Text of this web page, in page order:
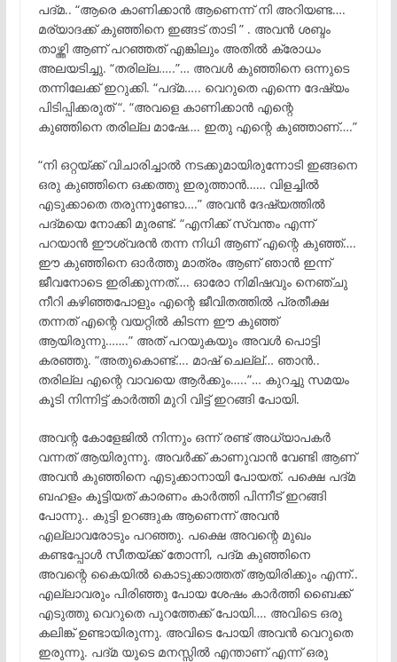
പദ്മ.. “ആരെ കാണിക്കാൻ ആണെന്ന് നി അറിയണ്ട….
മര്യാദക്ക് കുഞ്ഞിനെ ഇങ്ങട് താടി ” . അവൻ ശബ്ദം
താഴ്ത്തി ആണ് പറഞ്ഞത് എങ്കിലും അതിൽ ക്രോധം
അലയടിച്ചു. “തരില്ല…..”… അവൾ കുഞ്ഞിനെ ഒന്നുടെ
തന്നിലേക്ക് ഇറുക്കി. “പദ്മ….. വെറുതെ എന്നെ ദേഷ്യം
പിടിപ്പിക്കരുത് “. “അവളെ കാണിക്കാൻ എന്റെ
കുഞ്ഞിനെ തരില്ല മാഷേ…. ഇതു എന്റെ കുഞ്ഞാണ്….”
“നി ഒറ്റയ്ക്ക് വിചാരിച്ചാൽ നടക്കുമായിരുന്നോടി ഇങ്ങനെ
ഒരു കുഞ്ഞിനെ ഒക്കത്തു ഇരുത്താൻ…… വിളച്ചിൽ
എടുക്കാതെ തരുന്നുണ്ടോ….” അവൻ ദേഷ്യത്തിൽ
പദ്മയെ നോക്കി മുരണ്ട്. “എനിക്ക് സ്വന്തം എന്ന്
പറയാൻ ഈശ്വരൻ തന്ന നിധി ആണ് എന്റെ കുഞ്ഞ്….
ഈ കുഞ്ഞിനെ ഓർത്തു മാത്രം ആണ് ഞാൻ ഇന്ന്
ജീവനോടെ ഇരിക്കുന്നത്…. ഓരോ നിമിഷവും നെഞ്ചു
നീറി കഴിഞ്ഞപോളും എന്റെ ജീവിതത്തിൽ പ്രതീക്ഷ
തന്നത് എന്റെ വയറ്റിൽ കിടന്ന ഈ കുഞ്ഞ്
ആയിരുന്നു…….” അത് പറയുകയും അവൾ പൊട്ടി
കരഞ്ഞു. “അതുകൊണ്ട്…. മാഷ് ചെല്ല്… ഞാൻ..
തരില്ല എന്റെ വാവയെ ആർക്കും…..”… കുറച്ചു സമയം
കൂടി നിന്നിട്ട് കാർത്തി മുറി വിട്ട് ഇറങ്ങി പോയി.
അവന്റ കോളേജിൽ നിന്നും ഒന്ന് രണ്ട് അധ്യാപകർ
വന്നത് ആയിരുന്നു. അവർക്ക് കാണുവാൻ വേണ്ടി ആണ്
അവൻ കുഞ്ഞിനെ എടുക്കാനായി പോയത്. പക്ഷെ പദ്മ
ബഹളം കൂട്ടിയത് കാരണം കാർത്തി പിന്നീട് ഇറങ്ങി
പോന്നു.. കുട്ടി ഉറങ്ങുക ആണെന്ന് അവൻ
എല്ലാവരോടും പറഞ്ഞു. പക്ഷെ അവന്റെ മുഖം
കണ്ടപ്പോൾ സീതയ്ക്ക് തോന്നി, പദ്മ കുഞ്ഞിനെ
അവന്റെ കൈയിൽ കൊടുക്കാത്തത് ആയിരിക്കും എന്ന്..
എല്ലാവരും പിരിഞ്ഞു പോയ ശേഷം കാർത്തി ബൈക്ക്
എടുത്തു വെറുതെ പുറത്തേക്ക് പോയി…. അവിടെ ഒരു
കലിങ്ക് ഉണ്ടായിരുന്നു. അവിടെ പോയി അവൻ വെറുതെ
ഇരുന്നു. പദ്മ യുടെ മനസ്സിൽ എന്താണ് എന്ന് ഒരു